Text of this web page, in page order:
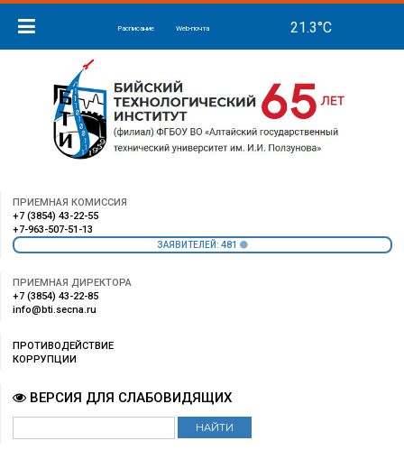
Расписание Web-почта
ПРИЕМНАЯ КОМИССИЯ
+7 (3854) 43-22-55
+7-963-507-51-13
ЗАЯВИТЕЛЕЙ: 481
ПРИЕМНАЯ ДИРЕКТОРА
+7 (3854) 43-22-85
info@bti.secna.ru
ПРОТИВОДЕЙСТВИЕ
КОРРУПЦИИ
ВЕРСИЯ ДЛЯ СЛАБОВИДЯЩИХ